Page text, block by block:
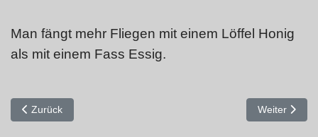
Man fängt mehr Fliegen mit einem Löffel Honig
als mit einem Fass Essig.
Vorheriger Beitrag: Irrtum
Zurück Nächster
Weiter